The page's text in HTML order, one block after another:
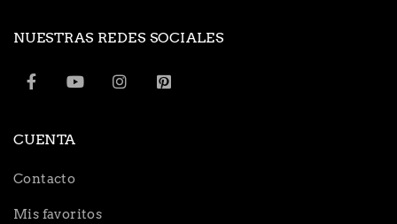
NUESTRAS REDES SOCIALES
CUENTA
Contacto
Mis favoritos